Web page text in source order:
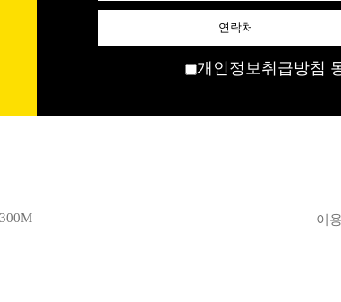
개인정보취급방침
이